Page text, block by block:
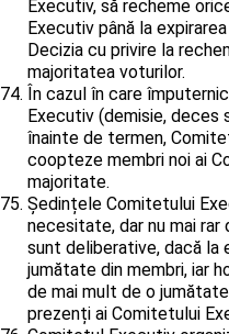
Executiv, să recheme
Executiv până la
Decizia cu privire la
majoritatea voturilor.
În cazul în care
Executiv (demisie, deces
înainte de termen,
coopteze membri noi ai
majoritate.
Ședințele Comitetului
necesitate, dar nu mai
sunt deliberative, dacă la
jumătate din membri, iar
de mai mult de o
prezenți ai Comitetului